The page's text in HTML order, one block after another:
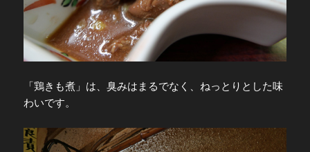
「鶏きも煮」は、臭みはまるでなく、ねっとりとした味
わいです。